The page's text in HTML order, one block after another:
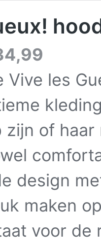
Vive les
zijn of haar
design
maken
voor de